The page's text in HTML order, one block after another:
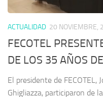
ACTUALIDAD 20 NOVIEMBRE,
FECOTEL
DE LOS 35 AÑOS
El presidente de FECOTEL,
Ghigliazza, participaron de